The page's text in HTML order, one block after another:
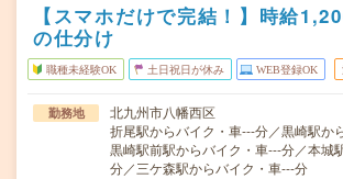
【スマホだけで完結！】時給
の仕分け
職種未経験OK 土日祝日が休み WEB登録OK
勤務地
北九州市八幡西区
折尾駅からバイク・車---分／黒崎駅か
黒崎駅前駅からバイク・車---分／本城
分／三ケ森駅からバイク・車---分